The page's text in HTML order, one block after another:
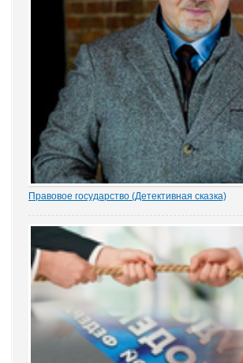
Правовое государство (Детективная сказка)
Добрыня исподлобья бросил на Воеводу
- Я был...